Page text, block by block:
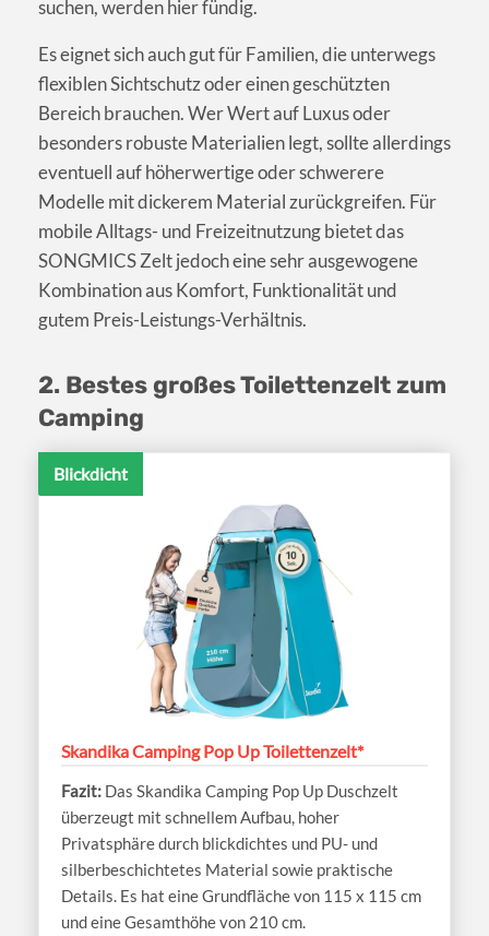
suchen, werden hier fündig.
Es eignet sich auch gut für Familien, die unterwegs
flexiblen Sichtschutz oder einen geschützten
Bereich brauchen. Wer Wert auf Luxus oder
besonders robuste Materialien legt, sollte allerdings
eventuell auf höherwertige oder schwerere
Modelle mit dickerem Material zurückgreifen. Für
mobile Alltags- und Freizeitnutzung bietet das
SONGMICS Zelt jedoch eine sehr ausgewogene
Kombination aus Komfort, Funktionalität und
gutem Preis-Leistungs-Verhältnis.
2. Bestes großes Toilettenzelt zum
Camping
Blickdicht
Skandika Camping Pop Up Toilettenzelt*
Das Skandika Camping Pop Up Duschzelt
überzeugt mit schnellem Aufbau, hoher
Privatsphäre durch blickdichtes und PU- und
silberbeschichtetes Material sowie praktische
Details. Es hat eine Grundfläche von 115 x 115 cm
und eine Gesamthöhe von 210 cm.